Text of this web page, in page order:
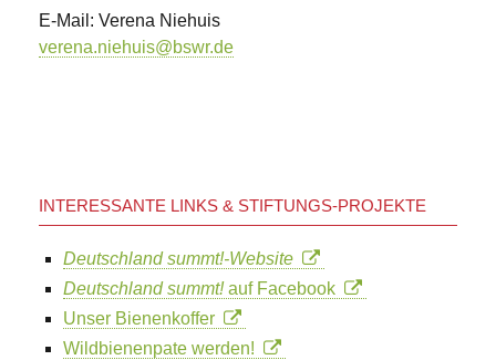
E-Mail: Verena Niehuis
verena.niehuis@bswr.de
INTERESSANTE LINKS & STIFTUNGS-PROJEKTE
Deutschland summt!-Website
Deutschland summt!auf Facebook
Unser Bienenkoffer
Wildbienenpate werden!